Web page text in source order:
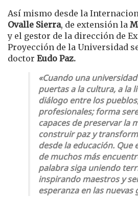
Así mismo desde la
Ovalle Sierra, de extensión la
y el gestor de la dirección de
Proyección de la Universidad
doctor Eudo Paz.
«Cuando una
puertas a la cultura, a la
diálogo entre los
profesionales; forma
capaces de preservar la
construir paz y
desde la educación. Que
de muchos más
palabra siga uniendo
inspirando maestros y
esperanza en las nuevas